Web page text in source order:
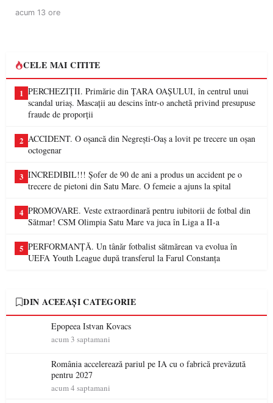
acum 13 ore
CELE MAI CITITE
1 PERCHEZIȚII. Primărie din ȚARA OAȘULUI, în centrul unui
scandal uriaș. Mascații au descins într-o anchetă privind presupuse
fraude de proporții
2 ACCIDENT. O oșancă din Negrești-Oaș a lovit pe trecere un oșan
octogenar
3 INCREDIBIL!!! Șofer de 90 de ani a produs un accident pe o
trecere de pietoni din Satu Mare. O femeie a ajuns la spital
4 PROMOVARE. Veste extraordinară pentru iubitorii de fotbal din
Sătmar! CSM Olimpia Satu Mare va juca în Liga a II-a
5 PERFORMANȚĂ. Un tânăr fotbalist sătmărean va evolua în
UEFA Youth League după transferul la Farul Constanța
DIN ACEEAȘI CATEGORIE
Epopeea Istvan Kovacs
acum 3 saptamani
România accelerează pariul pe IA cu o fabrică prevăzută
pentru 2027
acum 4 saptamani